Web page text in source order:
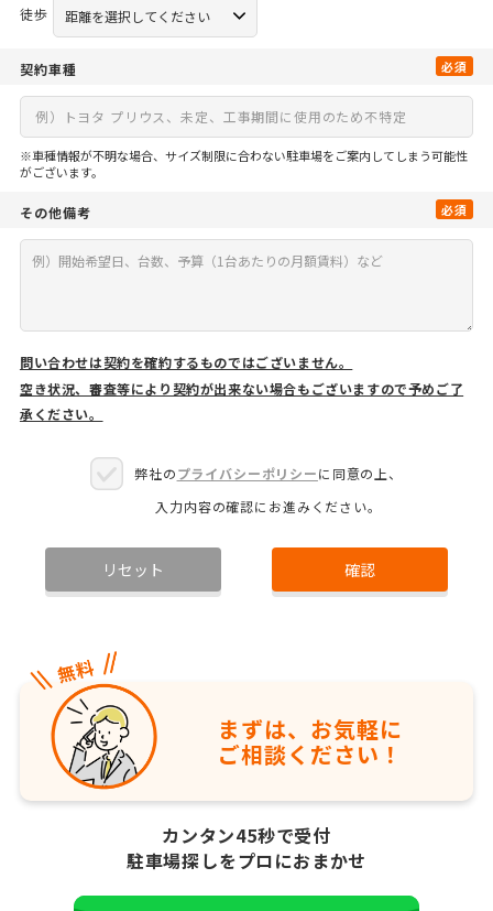
徒歩
契約車種 必須
※車種情報が不明な場合、サイズ制限に合わない駐車場をご案内してしまう可能性
がございます。
その他備考 必須
問い合わせは契約を確約するものではございません。
空き状況、審査等により契約が出来ない場合もございますので予めご了
承ください。
弊社のプライバシーポリシーに同意の上、
入力内容の確認にお進みください。
リセット 確認
まずは、お気軽に
ご相談ください！
カンタン45秒で受付
駐車場探しをプロにおまかせ